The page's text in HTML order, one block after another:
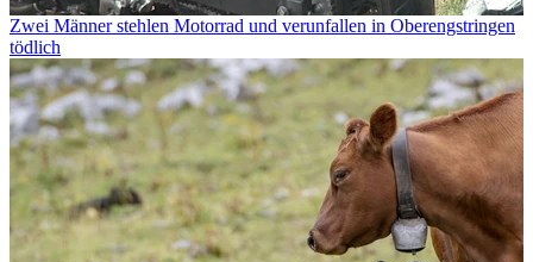
Zwei Männer stehlen Motorrad und verunfallen in Oberengstringen
tödlich